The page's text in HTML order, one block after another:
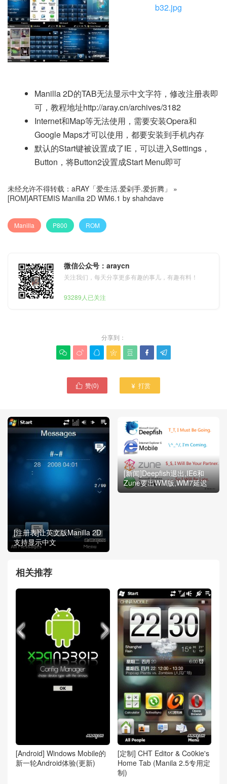
b32.jpg
Manilla 2D的TAB无法显示中文字符，修改注册表即
可，教程地址http://aray.cn/archives/3182
Internet和Map等无法使用，需要安装Opera和
Google Maps才可以使用，都要安装到手机内存
默认的Start键被设置成了IE，可以进入Settings，
Button，将Button2设置成Start Menu即可
未经允许不得转载： aRAY「爱生活.爱剁手.爱折腾」
»
[ROM]ARTEMIS Manilla 2D WM6.1 by shahdave
Manilla P800 ROM
微信公众号：araycn
关注我们，每天分享更多有趣的事儿，有趣有料！
93289人已关注
分享到：
      
 赞(0)  打赏
[注册表]让英文版Manilla 2D
支持显示中文
[新闻]Deepfish退出,IE6和
Zune要出WM版,WM7延迟
相关推荐
[Android] Windows Mobile的
新一轮Android体验(更新)
[定制] CHT Editor & Co0kie's
Home Tab (Manila 2.5专用定
制)